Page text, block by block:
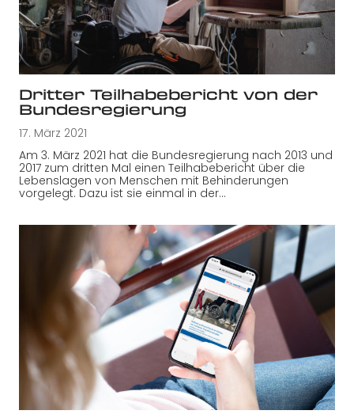
Dritter Teilhabebericht von der
Bundesregierung
17. März 2021
Am 3. März 2021 hat die Bundesregierung nach 2013 und
2017 zum dritten Mal einen Teilhabebericht über die
Lebenslagen von Menschen mit Behinderungen
vorgelegt. Dazu ist sie einmal in der…